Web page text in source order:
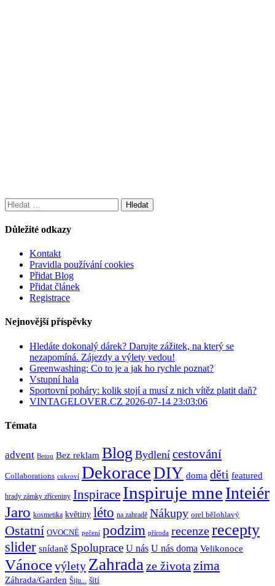
Vyhledávání
Důležité odkazy
Kontakt
Pravidla používání cookies
Přidat Blog
Přidat článek
Registrace
Nejnovější příspěvky
Hledáte dokonalý dárek? Darujte zážitek, na který se
nezapomíná. Zájezdy a výlety vedou!
Greenwashing: Co to je a jak ho rychle poznat?
Vstupní hala
Sportovní poháry: kolik stojí a musí z nich vítěz platit daň?
VINTAGELOVER.CZ 2026-07-14 23:03:06
Témata
advent Beton Bez reklam Blog Bydlení cestování
Collaborations cukroví DekoraceDIY doma děti featured
hrady zámky zříceniny Inspirace Inspiruje mneInteiér
Jaro kosmetika květiny léto na zahradě Nákupy orel bělohlavý
Ostatní OVOCNÉ pečení podzim příroda recenzerecepty
slider snídaně Spoluprace U nás U nás doma Velikonoce
Vánocevýlety Zahradaze života zima
Záhrada/Garden Šiju... šití